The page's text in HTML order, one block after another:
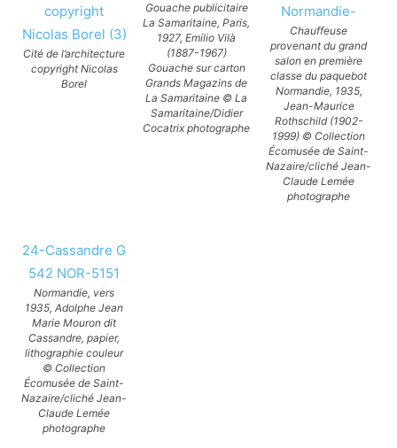
copyright
Nicolas Borel (3)
Cité de l’architecture
copyright Nicolas
Borel
Gouache publicitaire
La Samaritaine, Paris,
1927, Emilio Vilà
(1887-1967)
Gouache sur carton
Grands Magazins de
La Samaritaine © La
Samaritaine/Didier
Cocatrix photographe
Normandie-
Chauffeuse
provenant du grand
salon en première
classe du paquebot
Normandie, 1935,
Jean-Maurice
Rothschild (1902-
1999) © Collection
Écomusée de Saint-
Nazaire/cliché Jean-
Claude Lemée
photographe
24-Cassandre G
542 NOR-5151
Normandie, vers
1935, Adolphe Jean
Marie Mouron dit
Cassandre, papier,
lithographie couleur
© Collection
Écomusée de Saint-
Nazaire/cliché Jean-
Claude Lemée
photographe